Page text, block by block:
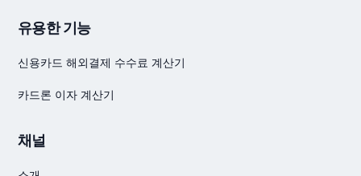
유용한 기능
신용카드 해외결제 수수료 계산기
카드론 이자 계산기
채널